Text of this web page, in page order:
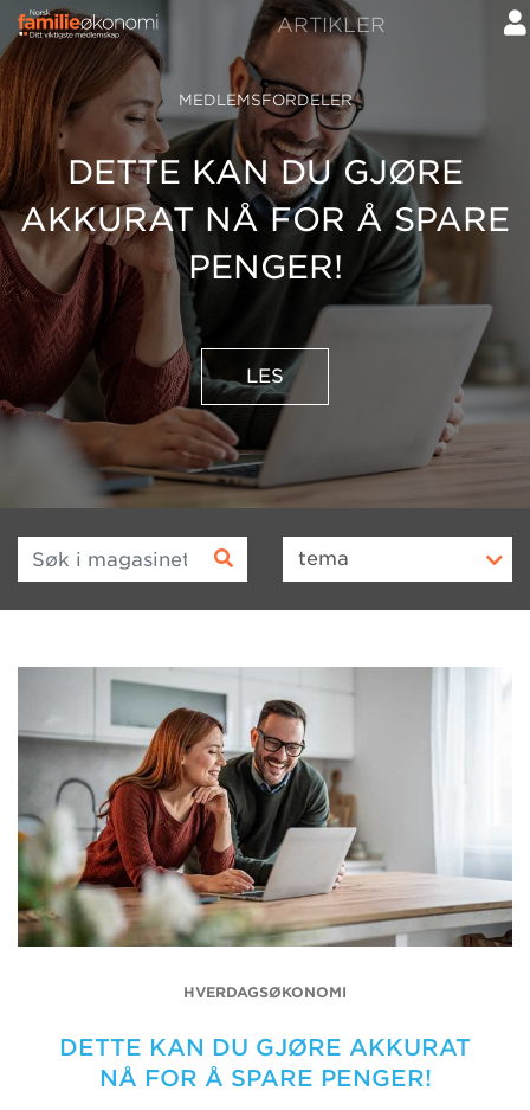
ARTIKLER
MEDLEMSFORDELER
DETTE KAN DU GJØRE
AKKURAT NÅ FOR Å SPARE
PENGER!
LES
Søk i magasinet tema
HVERDAGSØKONOMI
DETTE KAN DU GJØRE AKKURAT
NÅ FOR Å SPARE PENGER!